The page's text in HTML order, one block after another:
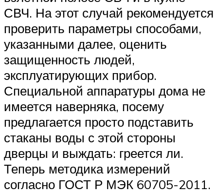
СВЧ. На этот случай рекомендуется
проверить параметры способами,
указанными далее, оценить
защищенность людей,
эксплуатирующих прибор.
Специальной аппаратуры дома не
имеется наверняка, посему
предлагается просто подставить
стаканы воды с этой стороны
дверцы и выждать: греется ли.
Теперь методика измерений
согласно ГОСТ Р МЭК 60705-2011.